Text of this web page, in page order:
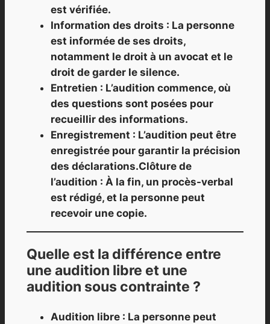
est vérifiée.
Information des droits : La personne
est informée de ses droits,
notamment le droit à un avocat et le
droit de garder le silence.
Entretien : L’audition commence, où
des questions sont posées pour
recueillir des informations.
Enregistrement : L’audition peut être
enregistrée pour garantir la précision
des déclarations.Clôture de
l’audition : À la fin, un procès-verbal
est rédigé, et la personne peut
recevoir une copie.
Quelle est la différence entre
une audition libre et une
audition sous contrainte ?
Audition libre : La personne peut